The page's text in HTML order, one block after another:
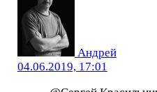
Андрей
04.06.2019, 17:01